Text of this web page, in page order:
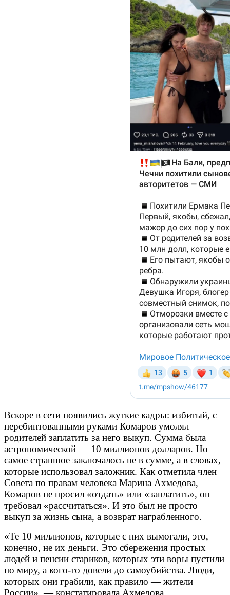
Вскоре в сети появились жуткие кадры: избитый, с
перебинтованными руками Комаров умолял
родителей заплатить за него выкуп. Сумма была
астрономической — 10 миллионов долларов. Но
самое страшное заключалось не в сумме, а в словах,
которые использовал заложник. Как отметила член
Совета по правам человека Марина Ахмедова,
Комаров не просил «отдать» или «заплатить», он
требовал «рассчитаться». И это был не просто
выкуп за жизнь сына, а возврат награбленного.
«Те 10 миллионов, которые с них вымогали, это,
конечно, не их деньги. Это сбережения простых
людей и пенсии стариков, которых эти воры пустили
по миру, а кого-то довели до самоубийства. Люди,
которых они грабили, как правило — жители
России», — констатировала Ахмедова.